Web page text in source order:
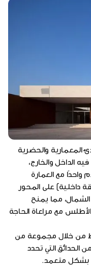
والحضرية
الداخل والخارج،
مع العمارة
داخلية) على المحور
مما يمنح
مع مراعاة الحاجة
من خلال مجموعة من
التي تحدد
بشكل متعمد.